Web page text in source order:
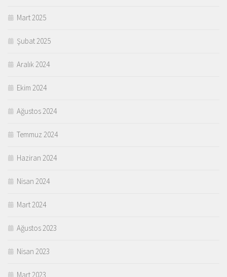
Mart 2025
Şubat 2025
Aralık 2024
Ekim 2024
Ağustos 2024
Temmuz 2024
Haziran 2024
Nisan 2024
Mart 2024
Ağustos 2023
Nisan 2023
Mart 2023